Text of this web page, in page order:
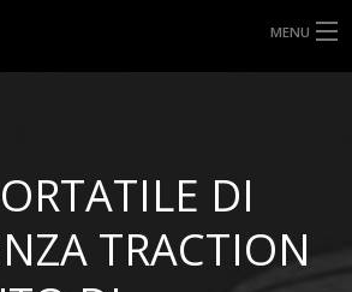
MENU
DI
TRACTION